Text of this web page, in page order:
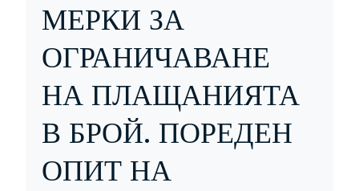
МЕРКИ ЗА
ОГРАНИЧАВАНЕ
НА ПЛАЩАНИЯТА
В БРОЙ. ПОРЕДЕН
ОПИТ НА